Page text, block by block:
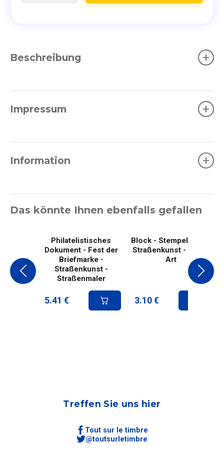
Beschreibung +
Impressum +
Information +
Das könnte Ihnen ebenfalls gefallen
Philatelistisches
Dokument - Fest der
Briefmarke -
Straßenkunst -
Straßenmaler
5.41 €
Block - Stempelparty -
Straßenkunst - Street
Art
3.10 €
Treffen Sie uns hier
Tout sur le timbre
@toutsurletimbre